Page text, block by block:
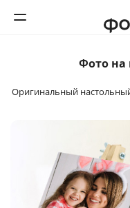
Интерьерная печать
Фото на
Оригинальный